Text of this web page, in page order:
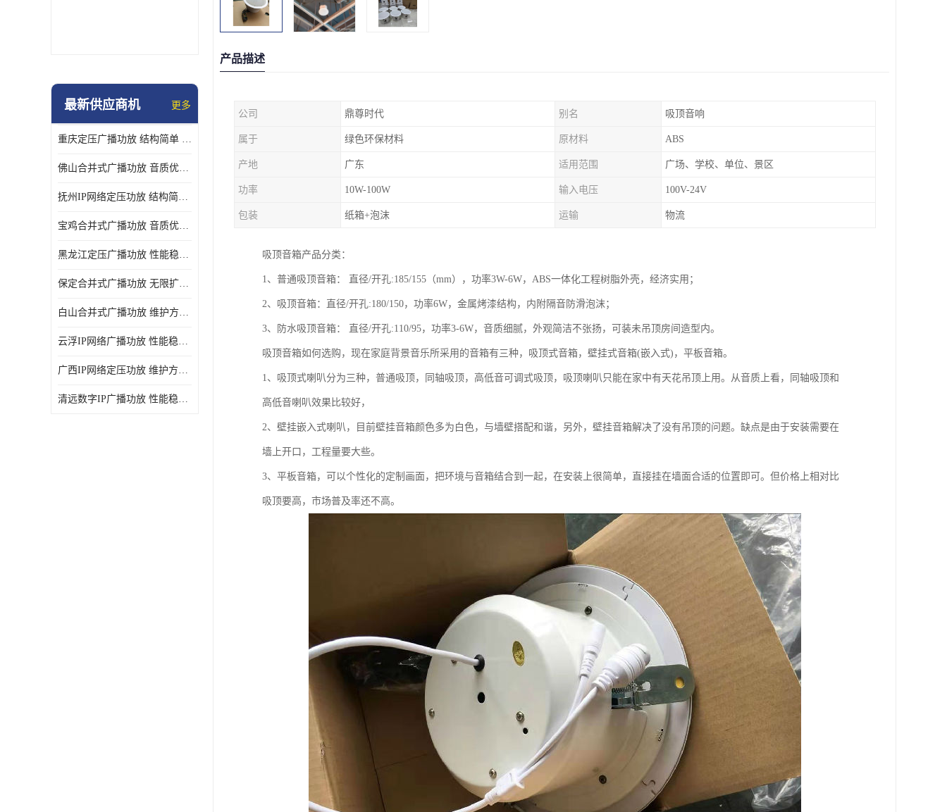
最新供应商机 更多
重庆定压广播功放 结构简单 传输距离远
佛山合并式广播功放 音质优美清晰 输出电压大 电流小
抚州IP网络定压功放 结构简单 多应用于公共场合
宝鸡合并式广播功放 音质优美清晰 维护方便
黑龙江定压广播功放 性能稳定 无限扩容
保定合并式广播功放 无限扩容 设计结构简单
白山合并式广播功放 维护方便 多应用于公共场合
云浮IP网络广播功放 性能稳定 设计结构简单
广西IP网络定压功放 维护方便 多应用于公共场合
清远数字IP广播功放 性能稳定 传输距离远
产品描述
公司 鼎尊时代 别名 吸顶音响
属于 绿色环保材料 原材料 ABS
产地 广东 适用范围 广场、学校、单位、景区
功率 10W-100W 输入电压 100V-24V
包装 纸箱+泡沫 运输 物流
吸顶音箱产品分类：
1、普通吸顶音箱： 直径/开孔:185/155（mm），功率3W-6W，ABS一体化工程树脂外壳，经济实用；
2、吸顶音箱：直径/开孔:180/150，功率6W，金属烤漆结构，内附隔音防滑泡沫；
3、防水吸顶音箱： 直径/开孔:110/95，功率3-6W，音质细腻，外观简洁不张扬，可装未吊顶房间造型内。
吸顶音箱如何选购，现在家庭背景音乐所采用的音箱有三种，吸顶式音箱，壁挂式音箱(嵌入式)，平板音箱。
1、吸顶式喇叭分为三种，普通吸顶，同轴吸顶，高低音可调式吸顶，吸顶喇叭只能在家中有天花吊顶上用。从音质上看，同轴吸顶和
高低音喇叭效果比较好，
2、壁挂嵌入式喇叭，目前壁挂音箱颜色多为白色，与墙壁搭配和谐，另外，壁挂音箱解决了没有吊顶的问题。缺点是由于安装需要在
墙上开口，工程量要大些。
3、平板音箱，可以个性化的定制画面，把环境与音箱结合到一起，在安装上很简单，直接挂在墙面合适的位置即可。但价格上相对比
吸顶要高，市场普及率还不高。